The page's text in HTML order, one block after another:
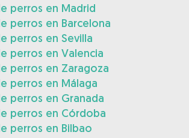
perros en Madrid
perros en Barcelona
perros en Sevilla
perros en Valencia
perros en Zaragoza
perros en Málaga
perros en Granada
perros en Córdoba
perros en Bilbao